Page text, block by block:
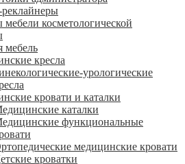
косметологической
мебель
кресла
урологические
кровати и каталки
каталки
функциональные
медицинские кровати
кроватки